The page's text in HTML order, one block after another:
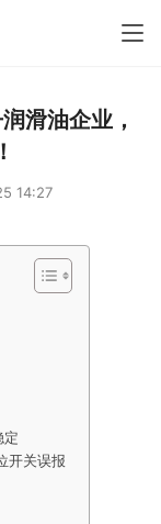
滑油企业，
14:27
开关误报